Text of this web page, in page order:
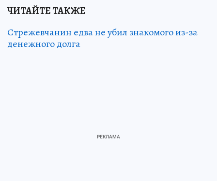
ЧИТАЙТЕ ТАКЖЕ
Стрежевчанин едва не убил знакомого из-за
денежного долга